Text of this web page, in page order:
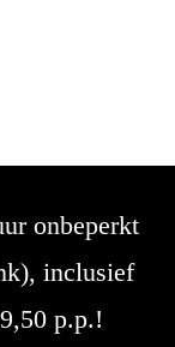
onbeperkt
inclusief
p.p.!